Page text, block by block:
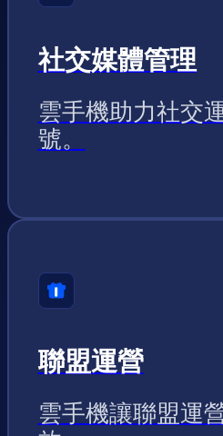
社交媒體管理
雲手機助力社交
號。
聯盟運營
雲手機讓聯盟運